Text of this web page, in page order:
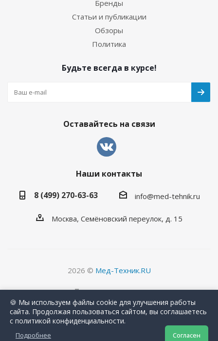
Бренды
Статьи и публикации
Обзоры
Политика
Будьте всегда в курсе!
Оставайтесь на связи
Наши контакты
8 (499) 270-63-63
info@med-tehnik.ru
Москва, Семёновский переулок, д. 15
2026 © Мед-Техник.RU
Версия для печати
🍪 Мы используем файлы cookie для улучшения работы
сайта. Продолжая пользоваться сайтом, вы соглашаетесь
с политикой конфиденциальности.
Подробнее Согласен